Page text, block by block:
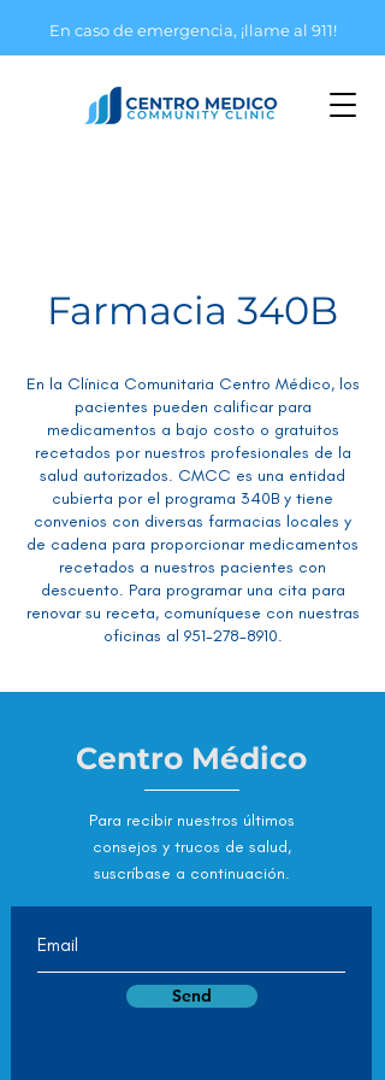
En caso de emergencia, ¡llame al 911!
Farmacia 340B
En la Clínica Comunitaria Centro Médico, los
pacientes pueden calificar para
medicamentos a bajo costo o gratuitos
recetados por nuestros profesionales de la
salud autorizados. CMCC es una entidad
cubierta por el programa 340B y tiene
convenios con diversas farmacias locales y
de cadena para proporcionar medicamentos
recetados a nuestros pacientes con
descuento. Para programar una cita para
renovar su receta, comuníquese con nuestras
oficinas al 951-278-8910.
Centro Médico
Para recibir nuestros últimos
consejos y trucos de salud,
suscríbase a continuación.
Send